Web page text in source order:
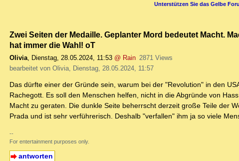
Unterstützen Sie das Gelbe
Zwei Seiten der Medaille. Geplanter Mord bedeutet Macht.
hat immer die Wahl! oT
Olivia, Dienstag, 28.05.2024, 11:53 @ Rain 2871 Views
bearbeitet von Olivia, Dienstag, 28.05.2024, 11:57
Das dürfte einer der Gründe sein, warum bei der "Revolution" in den
Rachegott. Es soll den Menschen helfen, nicht in die Abgründe von
Macht zu geraten. Die dunkle Seite beherrscht derzeit große Teile der
Prada und ist sehr verführerisch. Deshalb "verfallen" ihm ja so viele
--
For entertainment purposes only.
antworten